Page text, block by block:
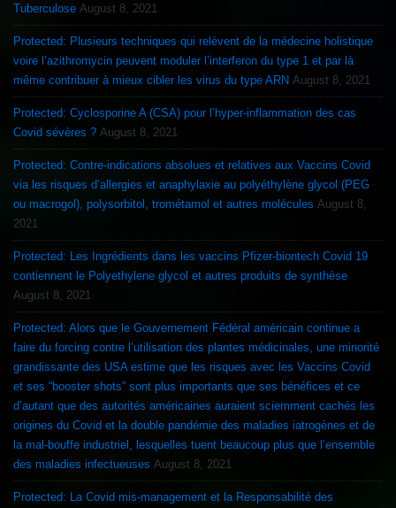
Tuberculose August 8, 2021
Protected: Plusieurs techniques qui relèvent de la médecine holistique
voire l’azithromycin peuvent moduler l’interferon du type 1 et par là
même contribuer à mieux cibler les virus du type ARN August 8, 2021
Protected: Cyclosporine A (CSA) pour l’hyper-inflammation des cas
Covid sévères ? August 8, 2021
Protected: Contre-indications absolues et relatives aux Vaccins Covid
via les risques d’allergies et anaphylaxie au polyéthylène glycol (PEG
ou macrogol), polysorbitol, trométamol et autres molécules August 8,
2021
Protected: Les Ingrédients dans les vaccins Pfizer-biontech Covid 19
contiennent le Polyethylene glycol et autres produits de synthèse
August 8, 2021
Protected: Alors que le Gouvernement Fédéral américain continue a
faire du forcing contre l’utilisation des plantes médicinales, une minorité
grandissante des USA estime que les risques avec les Vaccins Covid
et ses “booster shots” sont plus importants que ses bénéfices et ce
d’autant que des autorités américaines auraient sciemment cachés les
origines du Covid et la double pandémie des maladies iatrogènes et de
la mal-bouffe industriel, lesquelles tuent beaucoup plus que l’ensemble
des maladies infectueuses August 8, 2021
Protected: La Covid mis-management et la Responsabilité des